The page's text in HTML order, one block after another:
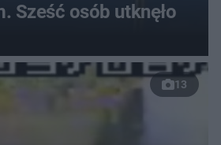
Sześć osób utknęło
13